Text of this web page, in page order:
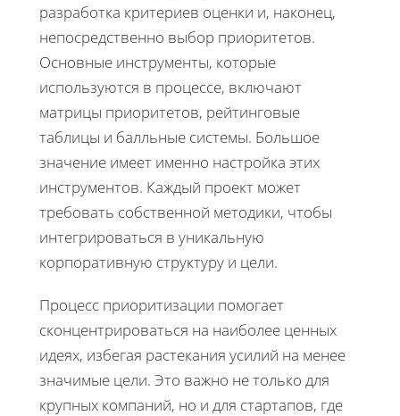
разработка критериев оценки и, наконец,
непосредственно выбор приоритетов.
Основные инструменты, которые
используются в процессе, включают
матрицы приоритетов, рейтинговые
таблицы и балльные системы. Большое
значение имеет именно настройка этих
инструментов. Каждый проект может
требовать собственной методики, чтобы
интегрироваться в уникальную
корпоративную структуру и цели.
Процесс приоритизации помогает
сконцентрироваться на наиболее ценных
идеях, избегая растекания усилий на менее
значимые цели. Это важно не только для
крупных компаний, но и для стартапов, где